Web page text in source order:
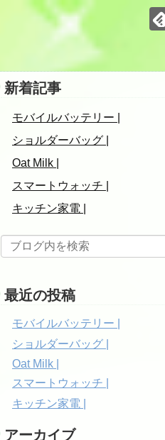
新着記事
モバイルバッテリー |
ショルダーバッグ |
Oat Milk |
スマートウォッチ |
キッチン家電 |
最近の投稿
モバイルバッテリー |
ショルダーバッグ |
Oat Milk |
スマートウォッチ |
キッチン家電 |
アーカイブ